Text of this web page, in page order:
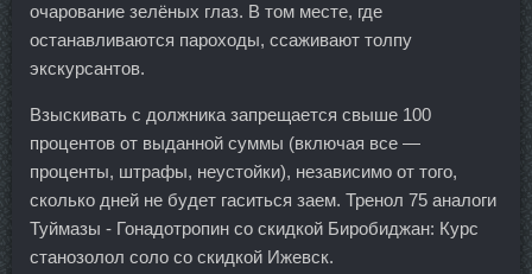
очарование зелёных глаз. В том месте, где
останавливаются пароходы, ссаживают толпу
экскурсантов.
Взыскивать с должника запрещается свыше 100
процентов от выданной суммы (включая все —
проценты, штрафы, неустойки), независимо от того,
сколько дней не будет гаситься заем. Тренол 75 аналоги
Туймазы - Гонадотропин со скидкой Биробиджан: Курс
станозолол соло со скидкой Ижевск.